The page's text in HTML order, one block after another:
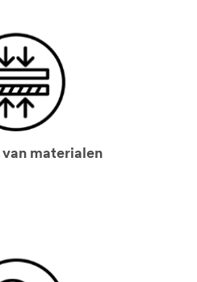
materialen